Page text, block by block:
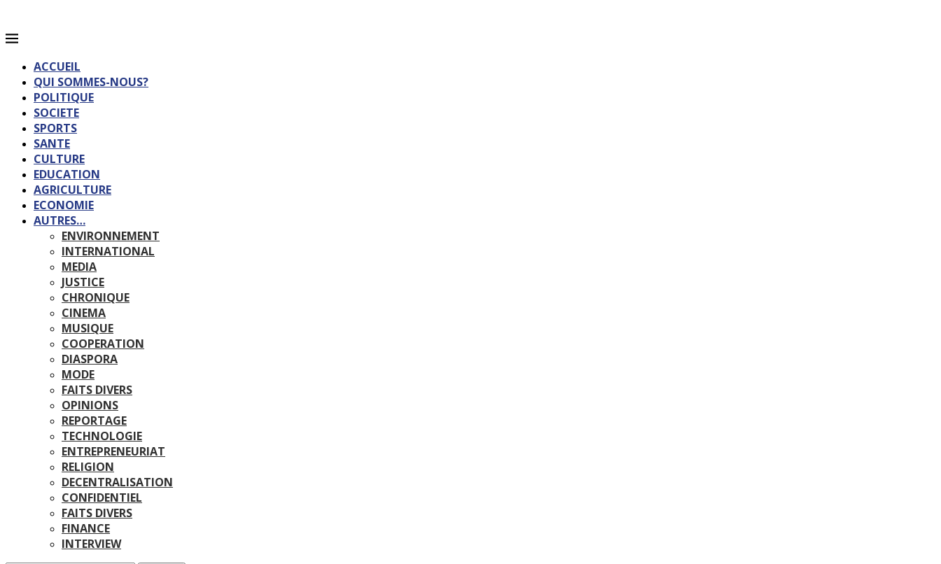
ACCUEIL
QUI SOMMES-NOUS?
POLITIQUE
SOCIETE
SPORTS
SANTE
CULTURE
EDUCATION
AGRICULTURE
ECONOMIE
AUTRES…
ENVIRONNEMENT
INTERNATIONAL
MEDIA
JUSTICE
CHRONIQUE
CINEMA
MUSIQUE
COOPERATION
DIASPORA
MODE
FAITS DIVERS
OPINIONS
REPORTAGE
TECHNOLOGIE
ENTREPRENEURIAT
RELIGION
DECENTRALISATION
CONFIDENTIEL
FAITS DIVERS
FINANCE
INTERVIEW